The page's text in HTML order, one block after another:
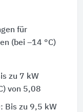
für
(bei –14 °C)
zu 7 kW
von 5,08
Bis zu 9,5 kW